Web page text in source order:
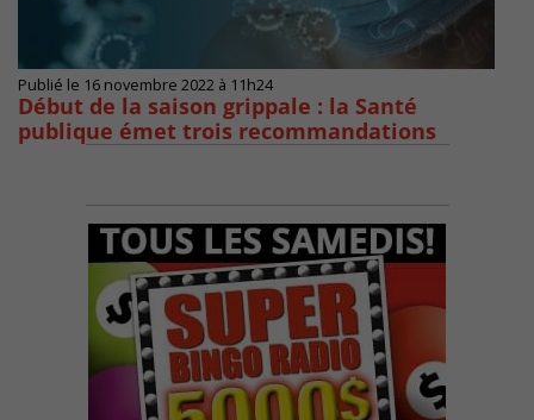
Publié le 16 novembre 2022 à 11h24
Début de la saison grippale : la Santé
publique émet trois recommandations